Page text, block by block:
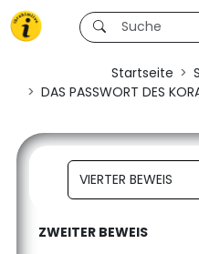
Startseite
DAS PASSWORT DES
VIERTER BEWEIS
ZWEITER BEWEIS